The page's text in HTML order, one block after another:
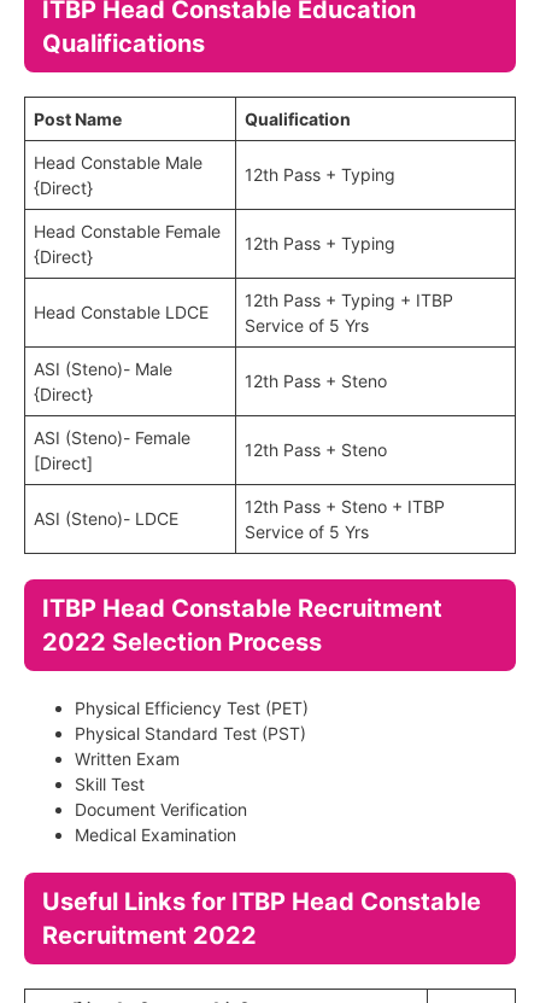
ITBP Head Constable Education
Qualifications
Post Name Qualification
Head Constable Male
{Direct}
12th Pass + Typing
Head Constable Female
{Direct}
12th Pass + Typing
Head Constable LDCE
12th Pass + Typing + ITBP
Service of 5 Yrs
ASI (Steno)- Male
{Direct}
12th Pass + Steno
ASI (Steno)- Female
[Direct]
12th Pass + Steno
ASI (Steno)- LDCE
12th Pass + Steno + ITBP
Service of 5 Yrs
ITBP Head Constable Recruitment
2022 Selection Process
Physical Efficiency Test (PET)
Physical Standard Test (PST)
Written Exam
Skill Test
Document Verification
Medical Examination
Useful Links for ITBP Head Constable
Recruitment 2022